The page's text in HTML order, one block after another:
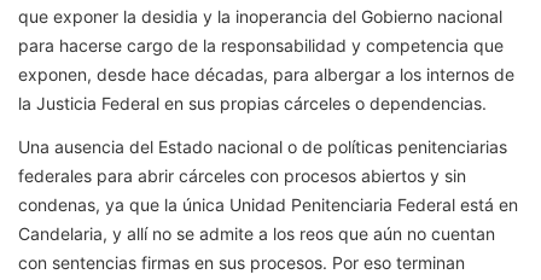
que exponer la desidia y la inoperancia del Gobierno nacional
para hacerse cargo de la responsabilidad y competencia que
exponen, desde hace décadas, para albergar a los internos de
la Justicia Federal en sus propias cárceles o dependencias.
Una ausencia del Estado nacional o de políticas penitenciarias
federales para abrir cárceles con procesos abiertos y sin
condenas, ya que la única Unidad Penitenciaria Federal está en
Candelaria, y allí no se admite a los reos que aún no cuentan
con sentencias firmas en sus procesos. Por eso terminan